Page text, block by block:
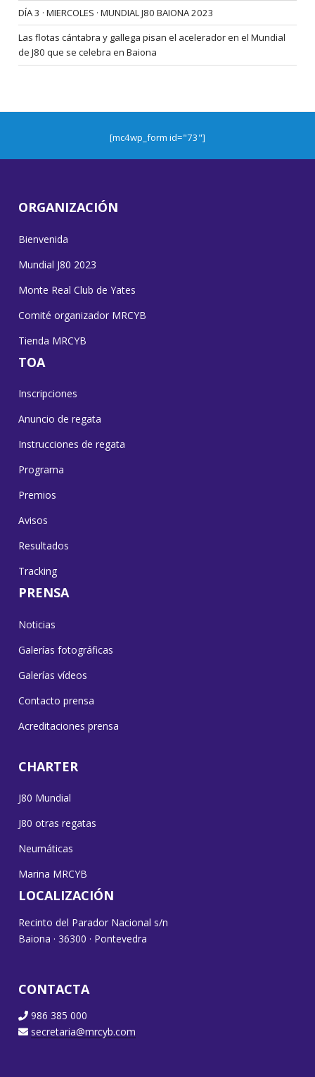
DÍA 3 · MIERCOLES · MUNDIAL J80 BAIONA 2023
Las flotas cántabra y gallega pisan el acelerador en el Mundial
de J80 que se celebra en Baiona
[mc4wp_form id="73"]
ORGANIZACIÓN
Bienvenida
Mundial J80 2023
Monte Real Club de Yates
Comité organizador MRCYB
Tienda MRCYB
TOA
Inscripciones
Anuncio de regata
Instrucciones de regata
Programa
Premios
Avisos
Resultados
Tracking
PRENSA
Noticias
Galerías fotográficas
Galerías vídeos
Contacto prensa
Acreditaciones prensa
CHARTER
J80 Mundial
J80 otras regatas
Neumáticas
Marina MRCYB
LOCALIZACIÓN
Recinto del Parador Nacional s/n
Baiona · 36300 · Pontevedra
CONTACTA
986 385 000
secretaria@mrcyb.com